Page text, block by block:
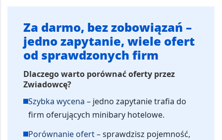
Za darmo, bez zobowiązań –
jedno zapytanie, wiele ofert
od sprawdzonych firm
Dlaczego warto porównać oferty przez
Zwiadowcę?
Szybka wycena – jedno zapytanie trafia do
firm oferujących minibary hotelowe.
Porównanie ofert– sprawdzisz pojemność,